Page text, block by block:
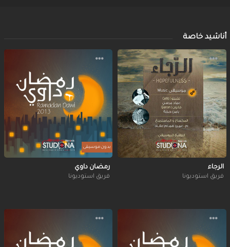
أناشيد خاصة
الرجاء
فريق استوديونا
بدون موسيقى
رمضان داوي
فريق استوديونا